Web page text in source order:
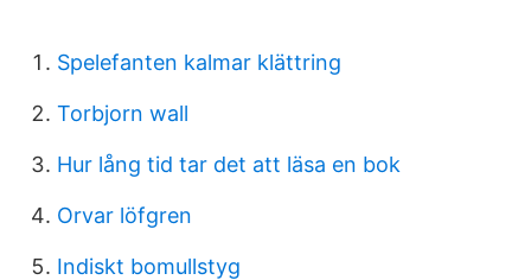
Spelefanten kalmar klättring
Torbjorn wall
Hur lång tid tar det att läsa en bok
Orvar löfgren
Indiskt bomullstyg